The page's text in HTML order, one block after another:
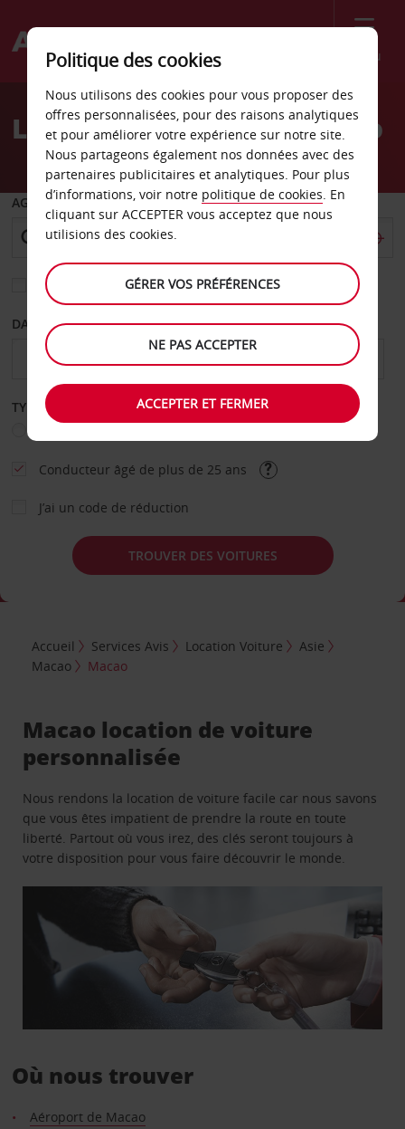
Menu
Welcome
AvisLocation de voiture Macao
AGENCE DE DÉPART
Sélectionnez une autre agence de retour
DATE DE DÉPART DATE DE RETOUR
TYPE DE LOCATION
Conducteur âgé de plus de 25 ans
J’ai un code de réduction
TROUVER DES VOITURES
Accueil Services Avis Location Voiture
Asie
Macao
Macao
Macao location de voiture
personnalisée
Nous rendons la location de voiture facile car nous savons
que vous êtes impatient de prendre la route en toute
liberté. Partout où vous irez, des clés seront toujours à
votre disposition pour vous faire découvrir le monde.
Où nous trouver
Aéroport de Macao
Politique des cookies
Nous utilisons des cookies pour vous proposer des
offres personnalisées, pour des raisons analytiques
et pour améliorer votre expérience sur notre site.
Nous partageons également nos données avec des
partenaires publicitaires et analytiques. Pour plus
d’informations, voir notre politique de cookies. En
cliquant sur ACCEPTER vous acceptez que nous
utilisions des cookies.
GÉRER VOS PRÉFÉRENCES
NE PAS ACCEPTER
ACCEPTER ET FERMER